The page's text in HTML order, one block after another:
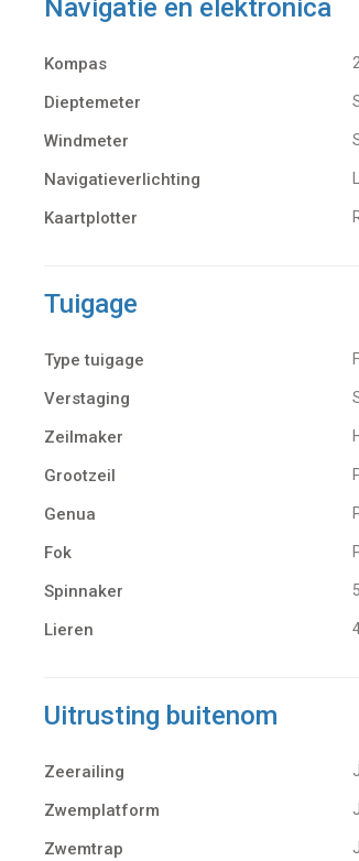
Navigatie en elektronica
Kompas
Dieptemeter
Windmeter
Navigatieverlichting
Kaartplotter
Tuigage
Type tuigage
Verstaging
Zeilmaker
Grootzeil
Genua
Fok
Spinnaker
Lieren
Uitrusting buitenom
Zeerailing
Zwemplatform
Zwemtrap